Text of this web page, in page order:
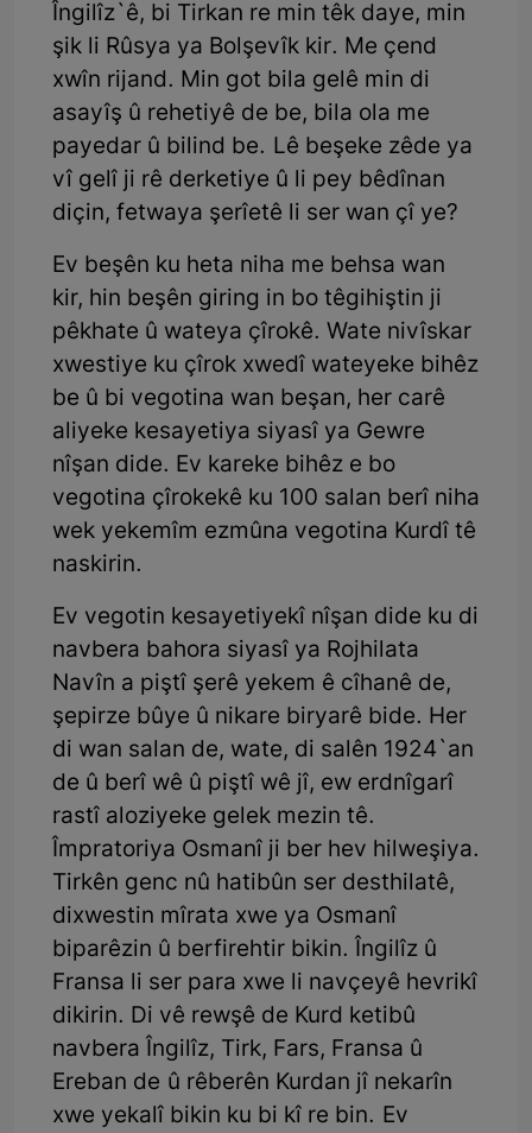
Îngilîz`ê, bi Tirkan re min têk daye, min
şik li Rûsya ya Bolşevîk kir. Me çend
xwîn rijand. Min got bila gelê min di
asayîş û rehetiyê de be, bila ola me
payedar û bilind be. Lê beşeke zêde ya
vî gelî ji rê derketiye û li pey bêdînan
diçin, fetwaya şerîetê li ser wan çî ye?
Ev beşên ku heta niha me behsa wan
kir, hin beşên giring in bo têgihiştin ji
pêkhate û wateya çîrokê. Wate nivîskar
xwestiye ku çîrok xwedî wateyeke bihêz
be û bi vegotina wan beşan, her carê
aliyeke kesayetiya siyasî ya Gewre
nîşan dide. Ev kareke bihêz e bo
vegotina çîrokekê ku 100 salan berî niha
wek yekemîm ezmûna vegotina Kurdî tê
naskirin.
Ev vegotin kesayetiyekî nîşan dide ku di
navbera bahora siyasî ya Rojhilata
Navîn a piştî şerê yekem ê cîhanê de,
şepirze bûye û nikare biryarê bide. Her
di wan salan de, wate, di salên 1924`an
de û berî wê û piştî wê jî, ew erdnîgarî
rastî aloziyeke gelek mezin tê.
Împratoriya Osmanî ji ber hev hilweşiya.
Tirkên genc nû hatibûn ser desthilatê,
dixwestin mîrata xwe ya Osmanî
biparêzin û berfirehtir bikin. Îngilîz û
Fransa li ser para xwe li navçeyê hevrikî
dikirin. Di vê rewşê de Kurd ketibû
navbera Îngilîz, Tirk, Fars, Fransa û
Ereban de û rêberên Kurdan jî nekarîn
xwe yekalî bikin ku bi kî re bin. Ev